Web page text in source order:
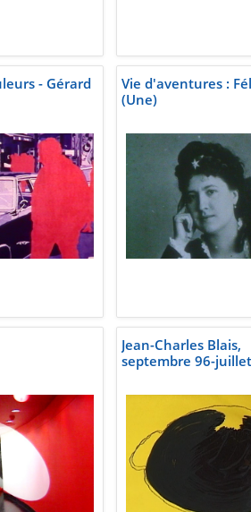
- Gérard
Vie d'aventures :
(Une)
Jean-Charles Blais,
septembre 96-